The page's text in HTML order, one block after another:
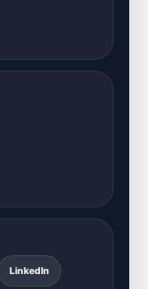
LinkedIn